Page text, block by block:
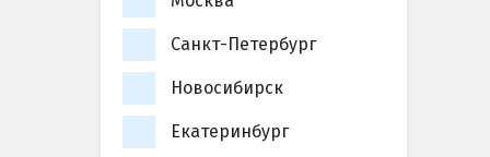
Санкт-Петербург
Новосибирск
Екатеринбург